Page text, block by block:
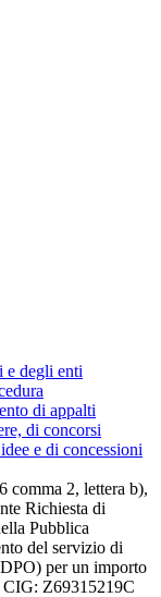
e degli enti
di appalti
di concorsi
e di concessioni
comma 2, lettera b),
Richiesta di
Pubblica
del servizio di
per un importo
CIG: Z69315219C